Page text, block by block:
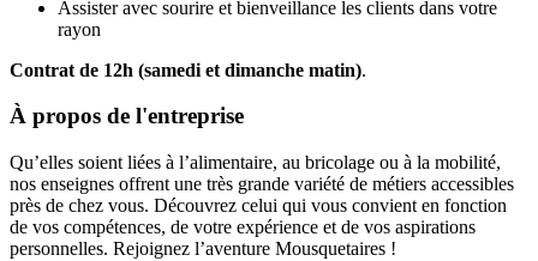
Assister avec sourire et bienveillance les clients dans votre
rayon
Contrat de 12h (samedi et dimanche matin).
À propos de l'entreprise
Qu’elles soient liées à l’alimentaire, au bricolage ou à la mobilité,
nos enseignes offrent une très grande variété de métiers accessibles
près de chez vous. Découvrez celui qui vous convient en fonction
de vos compétences, de votre expérience et de vos aspirations
personnelles. Rejoignez l’aventure Mousquetaires !